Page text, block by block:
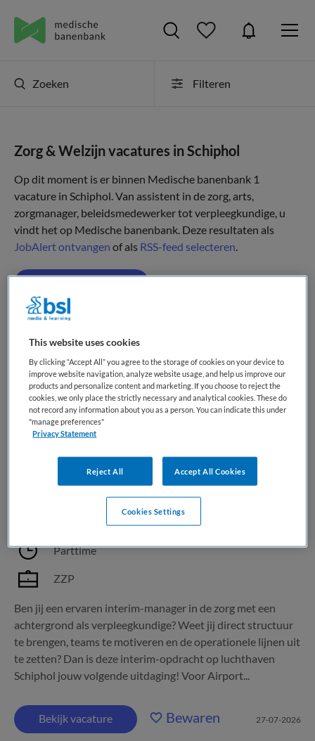
Zoeken Filteren
Zorg & Welzijn vacatures in Schiphol
Op dit moment is er binnen Medische banenbank 1
vacature in Schiphol. Van assistent in de zorg, arts,
zorgmanager, beleidsmedewerker tot verpleegkundige, u
vindt het op Medische banenbank. Deze resultaten als
JobAlert ontvangen of als RSS-feed selecteren.
Interim Teamleider Eerste Hulp (32
uur) Schiphol Centrum (Tijdelijk -
Airport Medical Services ,Schiphol
Parttime
ZZP
Ben jij een ervaren interim-manager in de zorg met een
achtergrond als verpleegkundige? Weet jij direct structuur
te brengen, teams te motiveren en de operationele lijnen uit
te zetten? Dan is deze interim-opdracht op luchthaven
Schiphol jouw volgende uitdaging! Voor Airport...
Bekijk vacature Bewaren 27-07-2026
This website uses cookies
By clicking “Accept All” you agree to the storage of cookies on your device to
improve website navigation, analyze website usage, and help us improve our
products and personalize content and marketing. If you choose to reject the
cookies, we only place the strictly necessary and analytical cookies. These do
not record any information about you as a person. You can indicate this under
"manage preferences"
Privacy Statement
Reject All Accept All Cookies
Cookies Settings